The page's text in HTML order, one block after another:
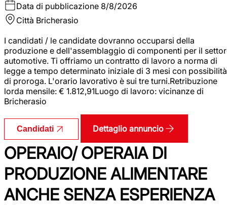
Data di pubblicazione 8/8/2026
Città Bricherasio
I candidati / le candidate dovranno occuparsi della
produzione e dell'assemblaggio di componenti per il
automotive. Ti offriamo un contratto di lavoro a norma di
legge a tempo determinato iniziale di 3 mesi con possibilità
di proroga. L'orario lavorativo è sui tre turni.Retribuzione
lorda mensile: € 1.812,91Luogo di lavoro: vicinanze di
Bricherasio
Candidati Dettaglio annuncio
OPERAIO/ OPERAIA DI
PRODUZIONE ALIMENTARE
ANCHE SENZA ESPERIENZA